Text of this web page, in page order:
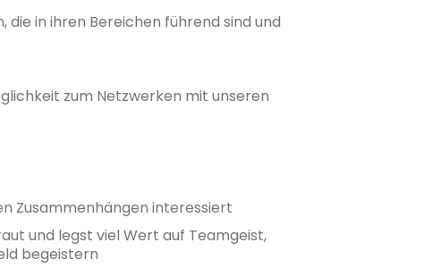
in ihren Bereichen führend sind und
zum Netzwerken mit unseren
Zusammenhängen interessiert
und legst viel Wert auf Teamgeist,
begeistern